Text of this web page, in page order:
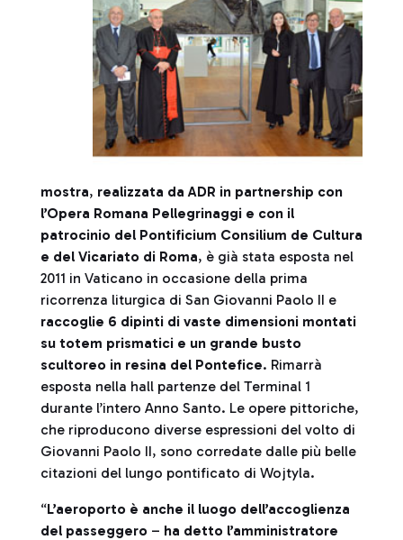
mostra, realizzata da ADR in partnership con
l’Opera Romana Pellegrinaggi e con il
patrocinio del Pontificium Consilium de Cultura
e del Vicariato di Roma, è già stata esposta nel
2011 in Vaticano in occasione della prima
ricorrenza liturgica di San Giovanni Paolo II e
raccoglie 6 dipinti di vaste dimensioni montati
su totem prismatici e un grande busto
scultoreo in resina del Pontefice. Rimarrà
esposta nella hall partenze del Terminal 1
durante l’intero Anno Santo. Le opere pittoriche,
che riproducono diverse espressioni del volto di
Giovanni Paolo II, sono corredate dalle più belle
citazioni del lungo pontificato di Wojtyla.
“L’aeroporto è anche il luogo dell’accoglienza
del passeggero – ha detto l’amministratore